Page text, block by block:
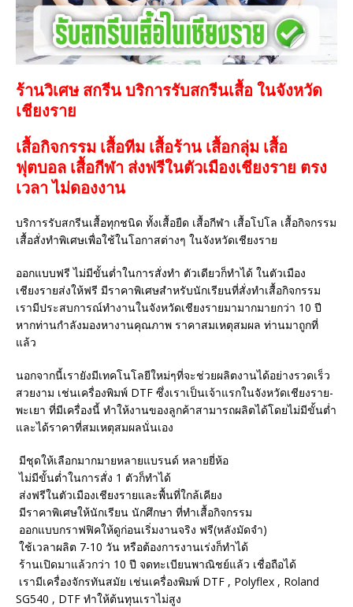
ร้านวิเศษ สกรีน บริการรับสกรีนเสื้อ ในจังหวัด
เชียงราย
เสื้อกิจกรรม เสื้อทีม เสื้อร้าน เสื้อกลุ่ม เสื้อ
ฟุตบอล เสื้อกีฬา ส่งฟรีในตัวเมืองเชียงราย ตรง
เวลา ไม่ดองงาน
บริการรับสกรีนเสื้อทุกชนิด ทั้งเสื้อยืด เสื้อกีฬา เสื้อโปโล เสื้อกิจกรรม
เสื้อสั่งทำพิเศษเพื่อใช้ในโอกาสต่างๆ ในจังหวัดเชียงราย
ออกแบบฟรี ไม่มีขั้นต่ำในการสั่งทำ ตัวเดียวก็ทำได้ ในตัวเมือง
เชียงรายส่งให้ฟรี มีราคาพิเศษสำหรับนักเรียนที่สั่งทำเสื้อกิจกรรม
เรามีประสบการณ์ทำงานในจังหวัดเชียงรายมามากมายกว่า 10 ปี
หากท่านกำลังมองหางานคุณภาพ ราคาสมเหตุสมผล ท่านมาถูกที่
แล้ว
นอกจากนี้เรายังมีเทคโนโลยีใหม่ๆที่จะช่วยผลิตงานได้อย่างรวดเร็ว
สวยงาม เช่นเครื่องพิมพ์ DTF ซึ่งเราเป็นเจ้าแรกในจังหวัดเชียงราย-
พะเยา ที่มีเครื่องนี้ ทำให้งานของลูกค้าสามารถผลิตได้โดยไม่มีขั้นต่ำ
และได้ราคาที่สมเหตุสมผลนั่นเอง
มีชุดให้เลือกมากมายหลายแบรนด์ หลายยี่ห้อ
ไม่มีขั้นต่ำในการสั่ง 1 ตัวก็ทำได้
ส่งฟรีในตัวเมืองเชียงรายและพื้นที่ใกล้เคียง
มีราคาพิเศษให้นักเรียน นักศึกษา ที่ทำเสื้อกิจกรรม
ออกแบบกราฟฟิคให้ดูก่อนเริ่มงานจริง ฟรี(หลังมัดจำ)
ใช้เวลาผลิต 7-10 วัน หรือต้องการงานเร่งก็ทำได้
ร้านเปิดมาแล้วกว่า 10 ปี จดทะเบียนพาณิชย์แล้ว เชื่อถือได้
เรามีเครื่องจักรทันสมัย เช่นเครื่องพิมพ์ DTF , Polyflex , Roland
SG540 , DTF ทำให้ต้นทุนเราไม่สูง